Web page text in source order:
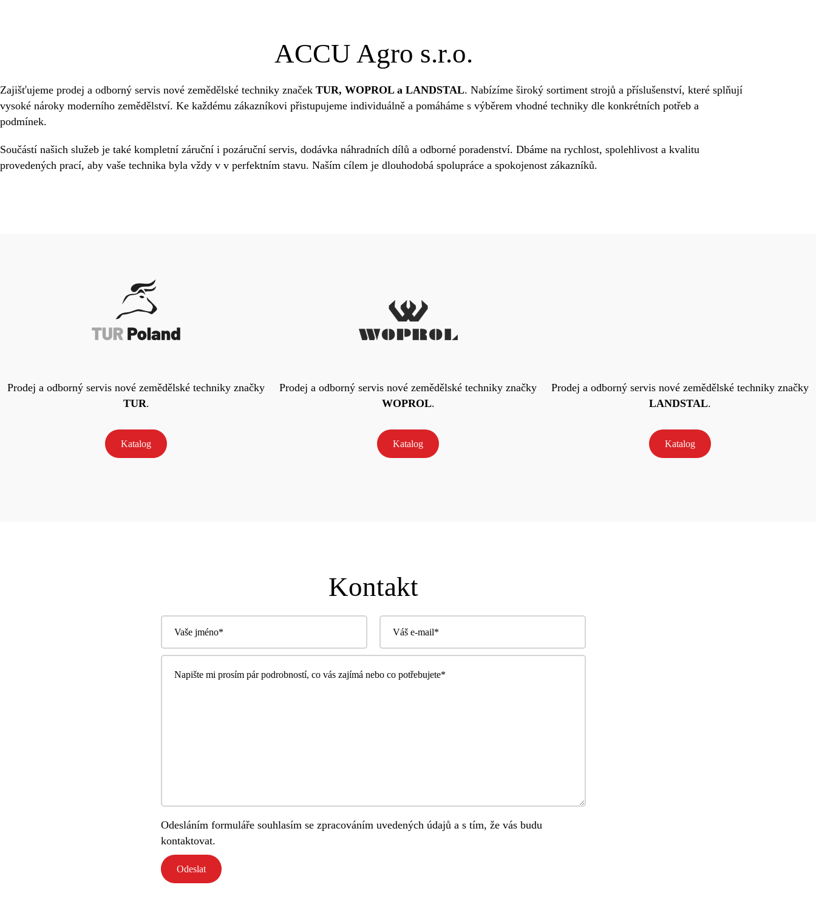
ACCU Agro s.r.o.
Zajišťujeme prodej a odborný servis nové zemědělské techniky značek TUR, WOPROL a LANDSTAL. Nabízíme široký sortiment strojů a příslušenství, které splňují
vysoké nároky moderního zemědělství. Ke každému zákazníkovi přistupujeme individuálně a pomáháme s výběrem vhodné techniky dle konkrétních potřeb a
podmínek.
Součástí našich služeb je také kompletní záruční i pozáruční servis, dodávka náhradních dílů a odborné poradenství. Dbáme na rychlost, spolehlivost a kvalitu
provedených prací, aby vaše technika byla vždy v v perfektním stavu. Naším cílem je dlouhodobá spolupráce a spokojenost zákazníků.
Prodej a odborný servis nové zemědělské techniky značky
TUR.
Katalog
Prodej a odborný servis nové zemědělské techniky značky
WOPROL.
Katalog
Prodej a odborný servis nové zemědělské techniky značky
LANDSTAL.
Katalog
Kontakt
Odesláním formuláře souhlasím se zpracováním uvedených údajů a s tím, že vás budu
kontaktovat.